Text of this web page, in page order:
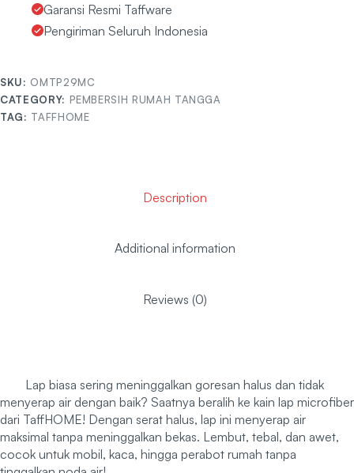
Garansi Resmi Taffware
Pengiriman Seluruh Indonesia
SKU: OMTP29MC
CATEGORY: PEMBERSIH RUMAH TANGGA
TAG: TAFFHOME
Description
Additional information
Reviews (0)
Lap biasa sering meninggalkan goresan halus dan tidak
menyerap air dengan baik? Saatnya beralih ke kain lap microfiber
dari TaffHOME! Dengan serat halus, lap ini menyerap air
maksimal tanpa meninggalkan bekas. Lembut, tebal, dan awet,
cocok untuk mobil, kaca, hingga perabot rumah tanpa